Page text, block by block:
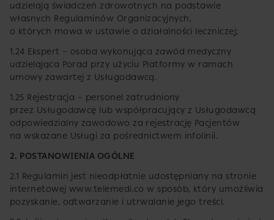
udzielają świadczeń zdrowotnych na podstawie
własnych Regulaminów Organizacyjnych,
o których mowa w ustawie o działalności leczniczej;
1.24 Ekspert – osoba wykonująca zawód medyczny
udzielająca Porad przy użyciu Platformy w ramach
umowy zawartej z Usługodawcą.
1.25 Rejestracja – personel zatrudniony
przez Usługodawcę lub współpracujący z Usługodawcą
odpowiedzialny zawodowo za rejestrację Pacjentów
na wskazane Usługi za pośrednictwem infolinii.
2. POSTANOWIENIA OGÓLNE
2.1 Regulamin jest nieodpłatnie udostępniany na stronie
internetowej www.telemedi.co w sposób, który umożliwia
pozyskanie, odtwarzanie i utrwalanie jego treści.